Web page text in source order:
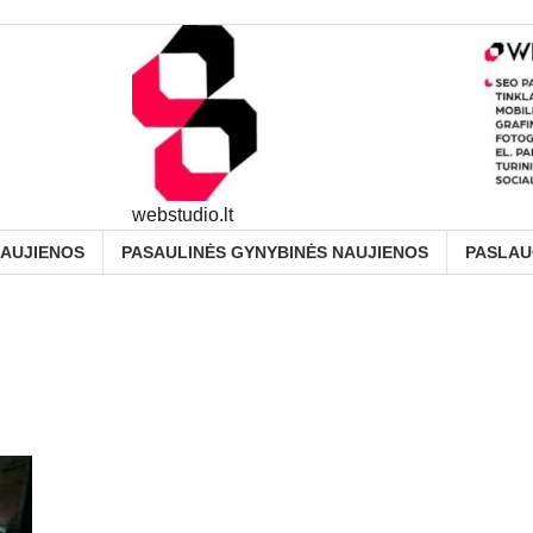
webstudio.lt
PASAULINĖS GYNYBINĖS NAUJIENOS